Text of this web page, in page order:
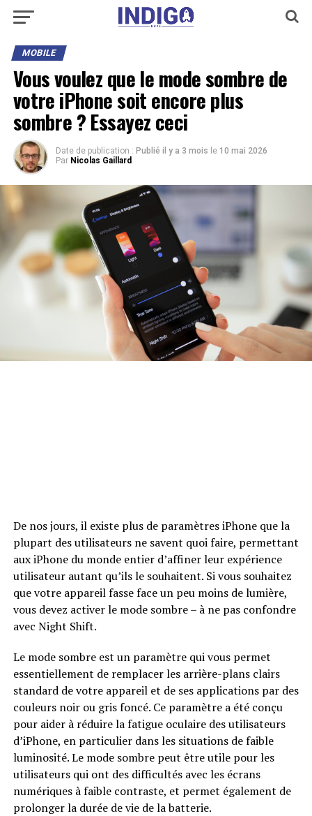
MOBILE
Vous voulez que le mode sombre de
votre iPhone soit encore plus
sombre ? Essayez ceci
Date de publication : Publié il y a 3 mois le 10 mai 2026
Par Nicolas Gaillard
De nos jours, il existe plus de paramètres iPhone que la
plupart des utilisateurs ne savent quoi faire, permettant
aux iPhone du monde entier d’affiner leur expérience
utilisateur autant qu’ils le souhaitent. Si vous souhaitez
que votre appareil fasse face un peu moins de lumière,
vous devez activer le mode sombre – à ne pas confondre
avec Night Shift.
Le mode sombre est un paramètre qui vous permet
essentiellement de remplacer les arrière-plans clairs
standard de votre appareil et de ses applications par des
couleurs noir ou gris foncé. Ce paramètre a été conçu
pour aider à réduire la fatigue oculaire des utilisateurs
d’iPhone, en particulier dans les situations de faible
luminosité. Le mode sombre peut être utile pour les
utilisateurs qui ont des difficultés avec les écrans
numériques à faible contraste, et permet également de
prolonger la durée de vie de la batterie.